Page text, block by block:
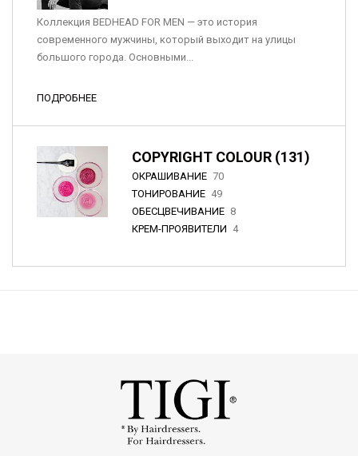
Коллекция BEDHEAD FOR MEN — это история
современного мужчины, который выходит на улицы
большого города. Основными...
ПОДРОБНЕЕ
COPYRIGHT COLOUR (131)
ОКРАШИВАНИЕ 70
ТОНИРОВАНИЕ 49
ОБЕСЦВЕЧИВАНИЕ 8
КРЕМ-ПРОЯВИТЕЛИ 4